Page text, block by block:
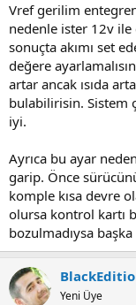
Vref gerilim
nedenle ister 12v ile
sonuçta akımı set
değere
artar ancak ısıda
bulabilirisin. Sistem
iyi.
Ayrıca bu ayar
garip. Önce
komple kısa devre
olursa kontrol kartı
bozulmadıysa
Yeni Üye